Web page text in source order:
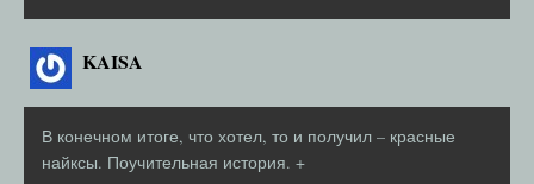
KAISA
В конечном итоге, что хотел, то и получил – красные
найксы. Поучительная история. +